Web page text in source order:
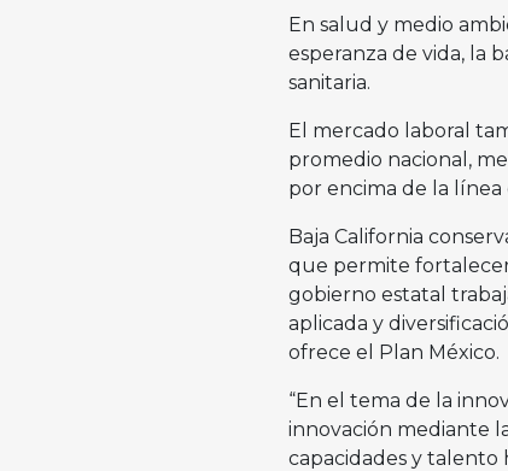
En salud y medio
esperanza de vida, la
sanitaria.
El mercado laboral
promedio nacional,
por encima de la línea
Baja California
que permite fortalecer
gobierno estatal
aplicada y
ofrece el Plan México.
“En el tema de la
innovación mediante
capacidades y talento